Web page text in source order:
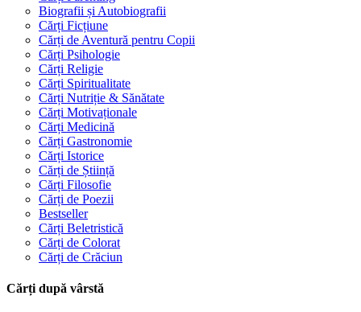
Biografii și Autobiografii
Cărți Ficțiune
Cărți de Aventură pentru Copii
Cărți Psihologie
Cărți Religie
Cărți Spiritualitate
Cărți Nutriție & Sănătate
Cărți Motivaționale
Cărți Medicină
Cărți Gastronomie
Cărți Istorice
Cărți de Știință
Cărți Filosofie
Cărți de Poezii
Bestseller
Cărți Beletristică
Cărți de Colorat
Cărți de Crăciun
Cărți după vârstă